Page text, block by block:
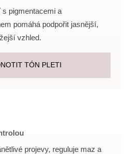
pigmentacemi a
pomáhá podpořit jasnější,
vzhled.
TÓN PLETI
projevy, reguluje maz a